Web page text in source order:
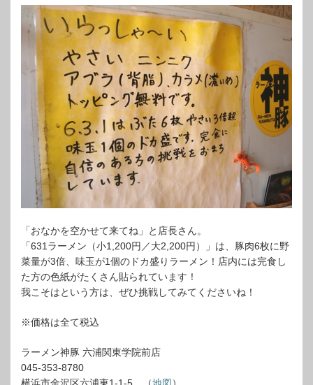
「おなかを空かせて来てね」と店長さん。
「631ラーメン（小1,200円／大2,200円）」は、豚肉6枚に野
菜量が3倍、味玉が1個のドカ盛りラーメン！店内には完食し
た方の色紙がたくさん貼られています！
我こそはという方は、ぜひ挑戦してみてくださいね！
※価格は全て税込
ラーメン神豚 六浦関東学院前店
045-353-8780